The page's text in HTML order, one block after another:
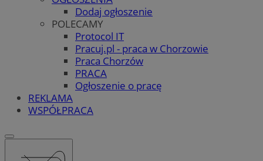
Dodaj ogłoszenie
POLECAMY
Protocol IT
Pracuj.pl - praca w Chorzowie
Praca Chorzów
PRACA
Ogłoszenie o pracę
REKLAMA
WSPÓŁPRACA